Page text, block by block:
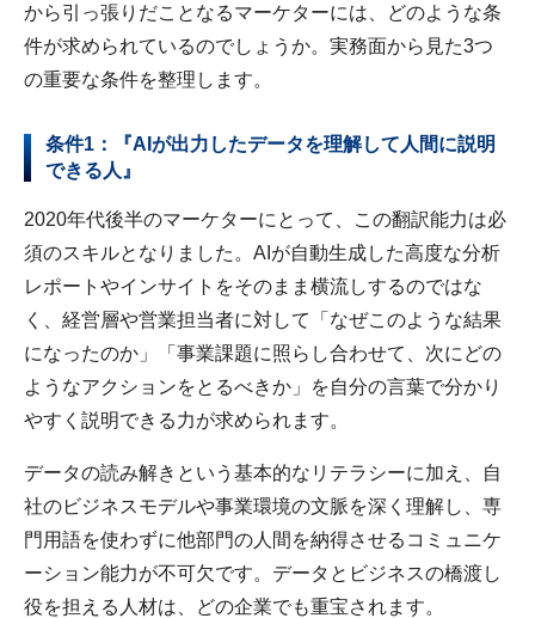
から引っ張りだことなるマーケターには、どのような条
件が求められているのでしょうか。実務面から見た3つ
の重要な条件を整理します。
条件1：『AIが出力したデータを理解して人間に説明
できる人』
2020年代後半のマーケターにとって、この翻訳能力は必
須のスキルとなりました。AIが自動生成した高度な分析
レポートやインサイトをそのまま横流しするのではな
く、経営層や営業担当者に対して「なぜこのような結果
になったのか」「事業課題に照らし合わせて、次にどの
ようなアクションをとるべきか」を自分の言葉で分かり
やすく説明できる力が求められます。
データの読み解きという基本的なリテラシーに加え、自
社のビジネスモデルや事業環境の文脈を深く理解し、専
門用語を使わずに他部門の人間を納得させるコミュニケ
ーション能力が不可欠です。データとビジネスの橋渡し
役を担える人材は、どの企業でも重宝されます。